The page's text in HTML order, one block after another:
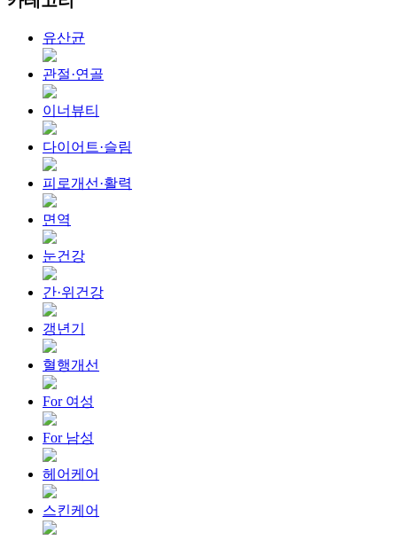
유산균
관절·연골
이너뷰티
다이어트·슬림
피로개선·활력
면역
눈건강
간·위건강
갱년기
혈행개선
For 여성
For 남성
헤어케어
스킨케어